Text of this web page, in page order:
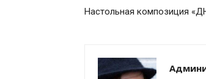
Настольная композиция